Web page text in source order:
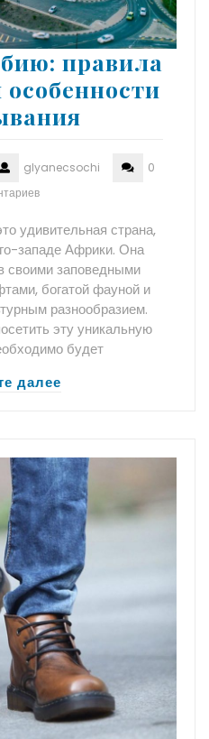
правила
glyanecsochi
0
удивительная страна,
западе Африки. Она
своими заповедными
богатой фауной и
разнообразием.
эту уникальную
будет
далее